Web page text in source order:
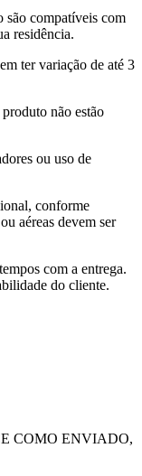
são compatíveis com
residência.
ter variação de até 3
não estão
ou uso de
conforme
aéreas devem ser
com a entrega.
do cliente.
COMO ENVIADO,